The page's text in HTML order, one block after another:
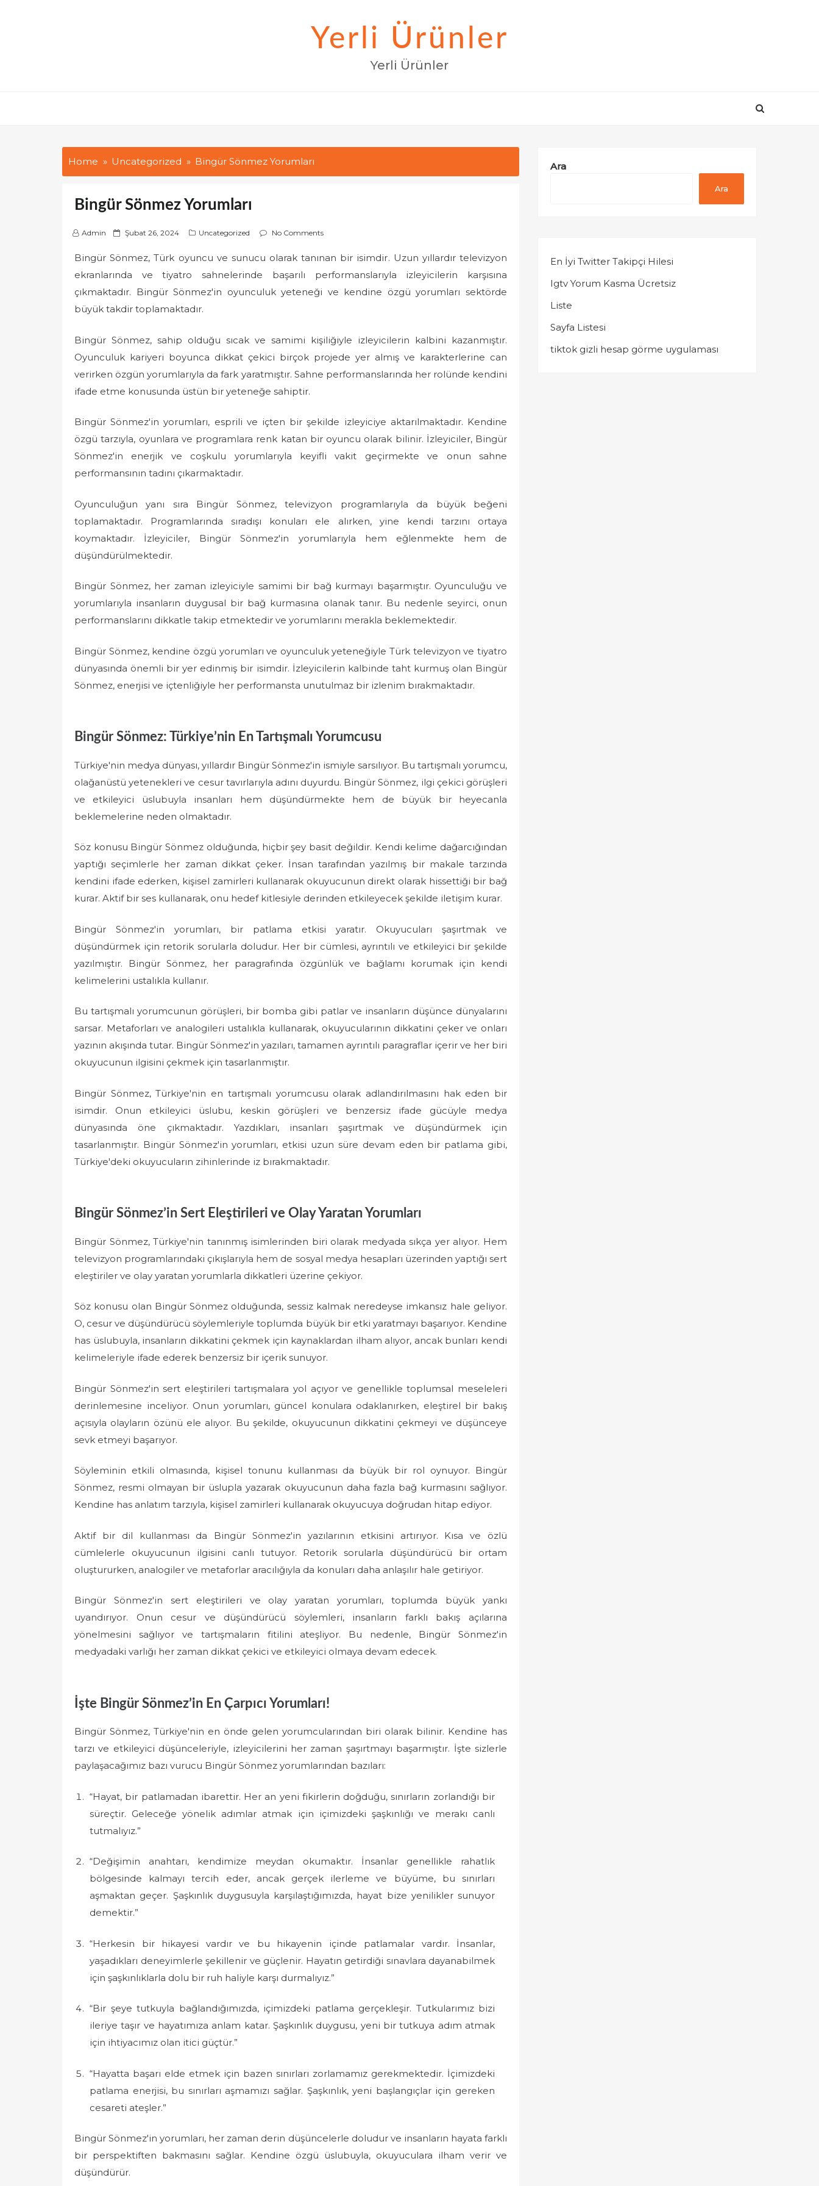
Yerli Ürünler
Yerli Ürünler
Home Uncategorized Bingür Sönmez Yorumları
Bingür Sönmez Yorumları
Admin
P
s
t
o
Şubat 26, 2024 Uncategorized No Comments
Bingür Sönmez, Türk oyuncu ve sunucu olarak tanınan bir isimdir. Uzun yıllardır televizyon
ekranlarında ve tiyatro sahnelerinde başarılı performanslarıyla izleyicilerin karşısına
çıkmaktadır. Bingür Sönmez'in oyunculuk yeteneği ve kendine özgü yorumları sektörde
büyük takdir toplamaktadır.
Bingür Sönmez, sahip olduğu sıcak ve samimi kişiliğiyle izleyicilerin kalbini kazanmıştır.
Oyunculuk kariyeri boyunca dikkat çekici birçok projede yer almış ve karakterlerine can
verirken özgün yorumlarıyla da fark yaratmıştır. Sahne performanslarında her rolünde kendini
ifade etme konusunda üstün bir yeteneğe sahiptir.
Bingür Sönmez'in yorumları, esprili ve içten bir şekilde izleyiciye aktarılmaktadır. Kendine
özgü tarzıyla, oyunlara ve programlara renk katan bir oyuncu olarak bilinir. İzleyiciler, Bingür
Sönmez'in enerjik ve coşkulu yorumlarıyla keyifli vakit geçirmekte ve onun sahne
performansının tadını çıkarmaktadır.
Oyunculuğun yanı sıra Bingür Sönmez, televizyon programlarıyla da büyük beğeni
toplamaktadır. Programlarında sıradışı konuları ele alırken, yine kendi tarzını ortaya
koymaktadır. İzleyiciler, Bingür Sönmez'in yorumlarıyla hem eğlenmekte hem de
düşündürülmektedir.
Bingür Sönmez, her zaman izleyiciyle samimi bir bağ kurmayı başarmıştır. Oyunculuğu ve
yorumlarıyla insanların duygusal bir bağ kurmasına olanak tanır. Bu nedenle seyirci, onun
performanslarını dikkatle takip etmektedir ve yorumlarını merakla beklemektedir.
Bingür Sönmez, kendine özgü yorumları ve oyunculuk yeteneğiyle Türk televizyon ve tiyatro
dünyasında önemli bir yer edinmiş bir isimdir. İzleyicilerin kalbinde taht kurmuş olan Bingür
Sönmez, enerjisi ve içtenliğiyle her performansta unutulmaz bir izlenim bırakmaktadır.
Bingür Sönmez: Türkiye’nin En Tartışmalı Yorumcusu
Türkiye'nin medya dünyası, yıllardır Bingür Sönmez'in ismiyle sarsılıyor. Bu tartışmalı yorumcu,
olağanüstü yetenekleri ve cesur tavırlarıyla adını duyurdu. Bingür Sönmez, ilgi çekici görüşleri
ve etkileyici üslubuyla insanları hem düşündürmekte hem de büyük bir heyecanla
beklemelerine neden olmaktadır.
Söz konusu Bingür Sönmez olduğunda, hiçbir şey basit değildir. Kendi kelime dağarcığından
yaptığı seçimlerle her zaman dikkat çeker. İnsan tarafından yazılmış bir makale tarzında
kendini ifade ederken, kişisel zamirleri kullanarak okuyucunun direkt olarak hissettiği bir bağ
kurar. Aktif bir ses kullanarak, onu hedef kitlesiyle derinden etkileyecek şekilde iletişim kurar.
Bingür Sönmez'in yorumları, bir patlama etkisi yaratır. Okuyucuları şaşırtmak ve
düşündürmek için retorik sorularla doludur. Her bir cümlesi, ayrıntılı ve etkileyici bir şekilde
yazılmıştır. Bingür Sönmez, her paragrafında özgünlük ve bağlamı korumak için kendi
kelimelerini ustalıkla kullanır.
Bu tartışmalı yorumcunun görüşleri, bir bomba gibi patlar ve insanların düşünce dünyalarını
sarsar. Metaforları ve analogileri ustalıkla kullanarak, okuyucularının dikkatini çeker ve onları
yazının akışında tutar. Bingür Sönmez'in yazıları, tamamen ayrıntılı paragraflar içerir ve her biri
okuyucunun ilgisini çekmek için tasarlanmıştır.
Bingür Sönmez, Türkiye'nin en tartışmalı yorumcusu olarak adlandırılmasını hak eden bir
isimdir. Onun etkileyici üslubu, keskin görüşleri ve benzersiz ifade gücüyle medya
dünyasında öne çıkmaktadır. Yazdıkları, insanları şaşırtmak ve düşündürmek için
tasarlanmıştır. Bingür Sönmez'in yorumları, etkisi uzun süre devam eden bir patlama gibi,
Türkiye'deki okuyucuların zihinlerinde iz bırakmaktadır.
Bingür Sönmez’in Sert Eleştirileri ve Olay Yaratan Yorumları
Bingür Sönmez, Türkiye'nin tanınmış isimlerinden biri olarak medyada sıkça yer alıyor. Hem
televizyon programlarındaki çıkışlarıyla hem de sosyal medya hesapları üzerinden yaptığı sert
eleştiriler ve olay yaratan yorumlarla dikkatleri üzerine çekiyor.
Söz konusu olan Bingür Sönmez olduğunda, sessiz kalmak neredeyse imkansız hale geliyor.
O, cesur ve düşündürücü söylemleriyle toplumda büyük bir etki yaratmayı başarıyor. Kendine
has üslubuyla, insanların dikkatini çekmek için kaynaklardan ilham alıyor, ancak bunları kendi
kelimeleriyle ifade ederek benzersiz bir içerik sunuyor.
Bingür Sönmez'in sert eleştirileri tartışmalara yol açıyor ve genellikle toplumsal meseleleri
derinlemesine inceliyor. Onun yorumları, güncel konulara odaklanırken, eleştirel bir bakış
açısıyla olayların özünü ele alıyor. Bu şekilde, okuyucunun dikkatini çekmeyi ve düşünceye
sevk etmeyi başarıyor.
Söyleminin etkili olmasında, kişisel tonunu kullanması da büyük bir rol oynuyor. Bingür
Sönmez, resmi olmayan bir üslupla yazarak okuyucunun daha fazla bağ kurmasını sağlıyor.
Kendine has anlatım tarzıyla, kişisel zamirleri kullanarak okuyucuya doğrudan hitap ediyor.
Aktif bir dil kullanması da Bingür Sönmez'in yazılarının etkisini artırıyor. Kısa ve özlü
cümlelerle okuyucunun ilgisini canlı tutuyor. Retorik sorularla düşündürücü bir ortam
oluştururken, analogiler ve metaforlar aracılığıyla da konuları daha anlaşılır hale getiriyor.
Bingür Sönmez'in sert eleştirileri ve olay yaratan yorumları, toplumda büyük yankı
uyandırıyor. Onun cesur ve düşündürücü söylemleri, insanların farklı bakış açılarına
yönelmesini sağlıyor ve tartışmaların fitilini ateşliyor. Bu nedenle, Bingür Sönmez'in
medyadaki varlığı her zaman dikkat çekici ve etkileyici olmaya devam edecek.
İşte Bingür Sönmez’in En Çarpıcı Yorumları!
Bingür Sönmez, Türkiye'nin en önde gelen yorumcularından biri olarak bilinir. Kendine has
tarzı ve etkileyici düşünceleriyle, izleyicilerini her zaman şaşırtmayı başarmıştır. İşte sizlerle
paylaşacağımız bazı vurucu Bingür Sönmez yorumlarından bazıları:
“Hayat, bir patlamadan ibarettir. Her an yeni fikirlerin doğduğu, sınırların zorlandığı bir
süreçtir. Geleceğe yönelik adımlar atmak için içimizdeki şaşkınlığı ve merakı canlı
tutmalıyız.”
“Değişimin anahtarı, kendimize meydan okumaktır. İnsanlar genellikle rahatlık
bölgesinde kalmayı tercih eder, ancak gerçek ilerleme ve büyüme, bu sınırları
aşmaktan geçer. Şaşkınlık duygusuyla karşılaştığımızda, hayat bize yenilikler sunuyor
demektir.”
“Herkesin bir hikayesi vardır ve bu hikayenin içinde patlamalar vardır. İnsanlar,
yaşadıkları deneyimlerle şekillenir ve güçlenir. Hayatın getirdiği sınavlara dayanabilmek
için şaşkınlıklarla dolu bir ruh haliyle karşı durmalıyız.”
“Bir şeye tutkuyla bağlandığımızda, içimizdeki patlama gerçekleşir. Tutkularımız bizi
ileriye taşır ve hayatımıza anlam katar. Şaşkınlık duygusu, yeni bir tutkuya adım atmak
için ihtiyacımız olan itici güçtür.”
“Hayatta başarı elde etmek için bazen sınırları zorlamamız gerekmektedir. İçimizdeki
patlama enerjisi, bu sınırları aşmamızı sağlar. Şaşkınlık, yeni başlangıçlar için gereken
cesareti ateşler.”
Bingür Sönmez'in yorumları, her zaman derin düşüncelerle doludur ve insanların hayata farklı
bir perspektiften bakmasını sağlar. Kendine özgü üslubuyla, okuyuculara ilham verir ve
düşündürür.
Ara
Ara
En İyi Twitter Takipçi Hilesi
Igtv Yorum Kasma Ücretsiz
Liste
Sayfa Listesi
tiktok gizli hesap görme uygulaması